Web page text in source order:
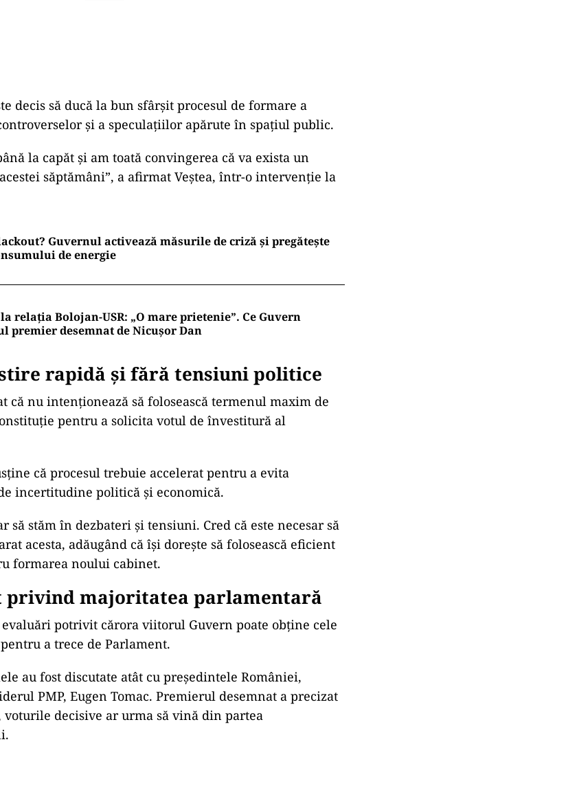
decis să ducă la bun sfârșit procesul de formare a
și a speculațiilor apărute în spațiul public.
la capăt și am toată convingerea că va exista un
săptămâni”, a afirmat Veștea, într-o intervenție la
Guvernul activează măsurile de criză și pregătește
de energie
relația Bolojan-USR: „O mare prietenie”. Ce Guvern
premier desemnat de Nicușor Dan
rapidă și fără tensiuni politice
că nu intenționează să folosească termenul maxim de
pentru a solicita votul de învestitură al
că procesul trebuie accelerat pentru a evita
incertitudine politică și economică.
să stăm în dezbateri și tensiuni. Cred că este necesar să
acesta, adăugând că își dorește să folosească eficient
formarea noului cabinet.
privind majoritatea parlamentară
evaluări potrivit cărora viitorul Guvern poate obține cele
a trece de Parlament.
au fost discutate atât cu președintele României,
PMP, Eugen Tomac. Premierul desemnat a precizat
decisive ar urma să vină din partea